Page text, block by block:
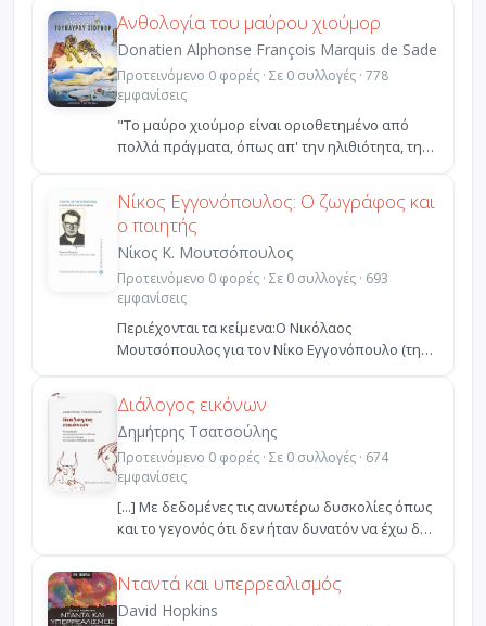
Ανθολογία του μαύρου χιούμορ
Donatien Alphonse François Marquis de Sade
Προτεινόμενο 0 φορές · Σε 0 συλλογές · 778
εμφανίσεις
"Το μαύρο χιούμορ είναι οριοθετημένο από
πολλά πράγματα, όπως απ' την ηλιθιότητα, τη
σκεπτικιστική ε...
Νίκος Εγγονόπουλος: Ο ζωγράφος και
ο ποιητής
Νίκος Κ. Μουτσόπουλος
Προτεινόμενο 0 φορές · Σε 0 συλλογές · 693
εμφανίσεις
Περιέχονται τα κείμενα:Ο Νικόλαος
Μουτσόπουλος για τον Νίκο Εγγονόπουλο (τη
συνέντευξη πήρε ο Λευτέρ...
Διάλογος εικόνων
Δημήτρης Τσατσούλης
Προτεινόμενο 0 φορές · Σε 0 συλλογές · 674
εμφανίσεις
[...] Με δεδομένες τις ανωτέρω δυσκολίες όπως
και το γεγονός ότι δεν ήταν δυνατόν να έχω δει
ζωντανά...
Νταντά και υπερρεαλισμός
David Hopkins